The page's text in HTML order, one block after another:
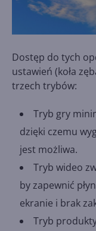
Dostęp do tych
ustawień (koła
trzech trybów:
Tryb gry
dzięki czemu
jest możliwa.
Tryb wideo
by zapewnić
ekranie i brak
Tryb